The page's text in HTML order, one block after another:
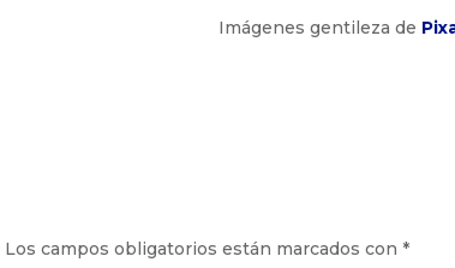
Imágenes gentileza de
Los campos obligatorios están marcados con*